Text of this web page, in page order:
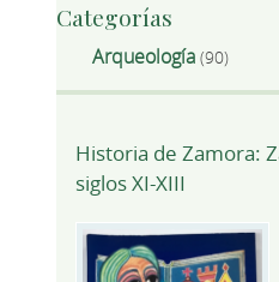
Categorías
Arqueología (90)
Historia de Zamora:
siglos XI-XIII